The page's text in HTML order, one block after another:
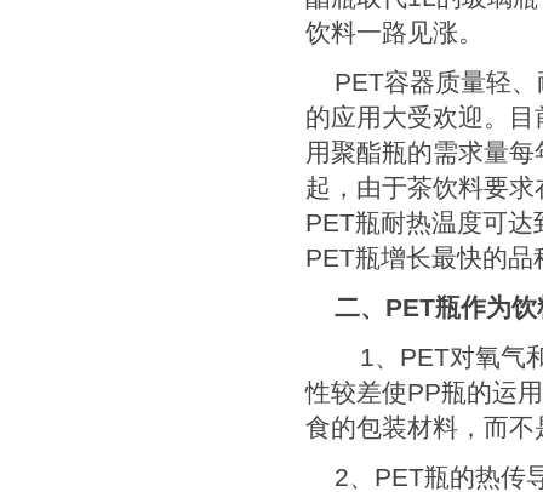
饮料一路见涨。
PET容器质量轻
的应用大受欢迎。
用聚酯瓶的需求量
起，由于茶饮料要求
PET瓶耐热温度可达
PET瓶增长最快的品
二、 PET瓶作为
1、 PET对氧气
性较差使PP瓶的运
食的包装材料，而不
2、 PET瓶的热传